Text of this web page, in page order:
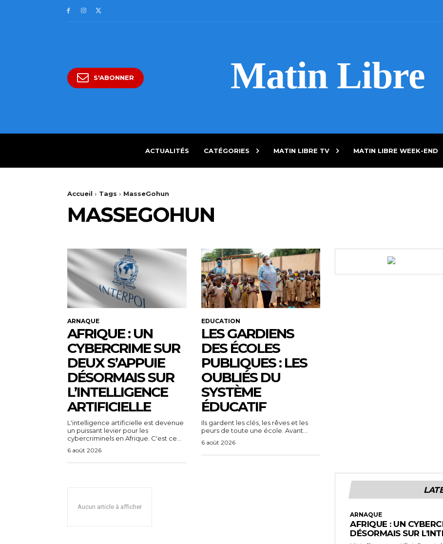
S'ABONNER Matin Libre
ACTUALITÉS CATÉGORIES MATIN LIBRE TV MATIN LIBRE WEEK-END
Accueil Tags MasseGohun
MASSEGOHUN
ARNAQUE
AFRIQUE : UN
CYBERCRIME SUR
DEUX S’APPUIE
DÉSORMAIS SUR
L’INTELLIGENCE
ARTIFICIELLE
L'intelligence artificielle est devenue
un puissant levier pour les
cybercriminels en Afrique. C'est ce...
6 août 2026
EDUCATION
LES GARDIENS
DES ÉCOLES
PUBLIQUES : LES
OUBLIÉS DU
SYSTÈME
ÉDUCATIF
Ils gardent les clés, les rêves et les
peurs de toute une école. Avant...
6 août 2026
Aucun article à afficher
ARNAQUE
AFRIQUE : UN
DÉSORMAIS SUR